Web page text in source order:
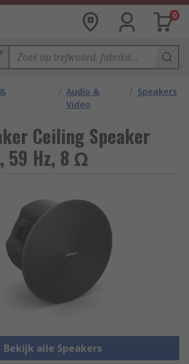
0
/ Audio &
Video
/ Speakers
Ceiling Speaker
59 Hz, 8 Ω
Bekijk alle Speakers